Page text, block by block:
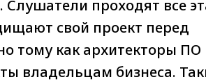
проходят все
свой проект перед
тому как архитекторы ПО
владельцам бизнеса.